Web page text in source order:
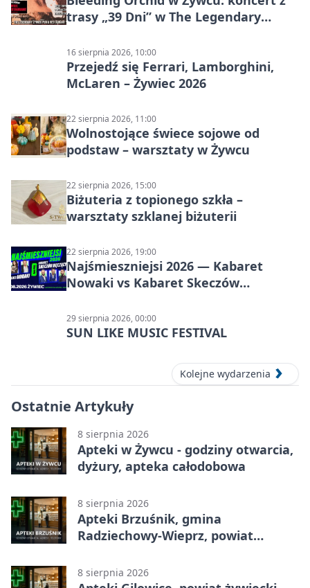
trasy „39 Dni” w The Legendary
16 sierpnia 2026, 10:00
Przejedź się Ferrari, Lamborghini,
McLaren – Żywiec 2026
22 sierpnia 2026, 11:00
Wolnostojące świece sojowe od
podstaw – warsztaty w Żywcu
22 sierpnia 2026, 15:00
Biżuteria z topionego szkła –
warsztaty szklanej biżuterii
22 sierpnia 2026, 19:00
Najśmieszniejsi 2026 — Kabaret
Nowaki vs Kabaret Skeczów
29 sierpnia 2026, 00:00
SUN LIKE MUSIC FESTIVAL
Kolejne wydarzenia
Ostatnie Artykuły
8 sierpnia 2026
Apteki w Żywcu - godziny otwarcia,
dyżury, apteka całodobowa
8 sierpnia 2026
Apteki Brzuśnik, gmina
Radziechowy-Wieprz, powiat
otwarcia
8 sierpnia 2026